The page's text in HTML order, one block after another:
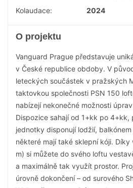
Kolaudace:
2024
O projektu
Vanguard Prague představuje
v České republice obdoby. V
leteckých součástek v pražských
taktovkou společnosti PSN 150
nabízejí nekonečné možnosti
Dispozice sahají od 1+kk po 4+kk,
jednotky disponují lodžií,
některé mají také sklepní kóji.
m) si můžete do svého loftu
a maximálně tak využít prostor.
úrovně dokončení – od surového